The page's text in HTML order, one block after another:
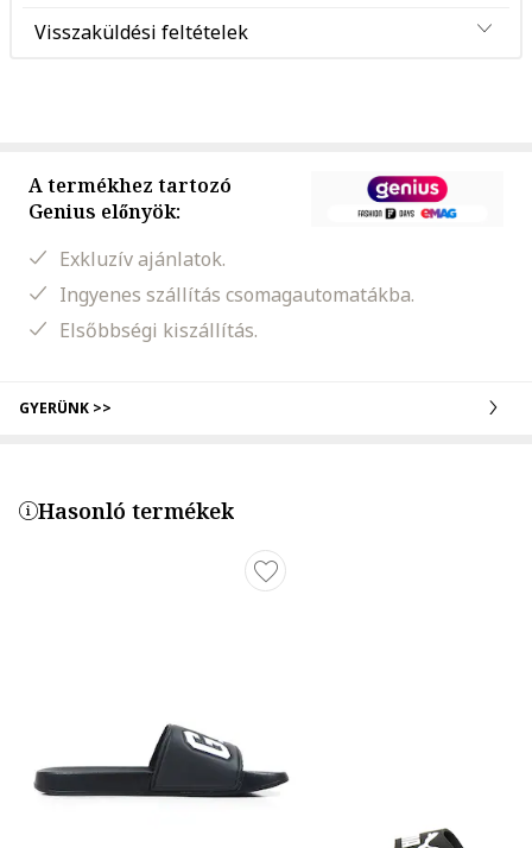
Visszaküldési feltételek
A termékhez tartozó
Genius előnyök:
Exkluzív ajánlatok.
Ingyenes szállítás csomagautomatákba.
Elsőbbségi kiszállítás.
GYERÜNK >>
Hasonló termékek